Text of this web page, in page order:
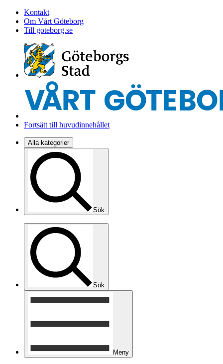
Kontakt
Om Vårt Göteborg
Till goteborg.se
Fortsätt till huvudinnehållet
Alla kategorier
Sök
Sök
Meny